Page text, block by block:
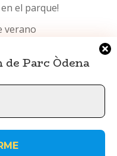
Parc Òdena
el parque!
verano